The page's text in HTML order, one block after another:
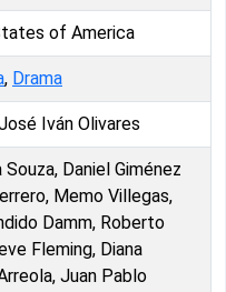
of America
, Drama
Iván Olivares
Souza, Daniel Giménez
Memo Villegas,
Damm, Roberto
Fleming, Diana
Juan Pablo